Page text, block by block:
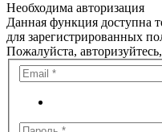
Необходима авторизация
Данная функция доступна
для зарегистрированных
Пожалуйста,